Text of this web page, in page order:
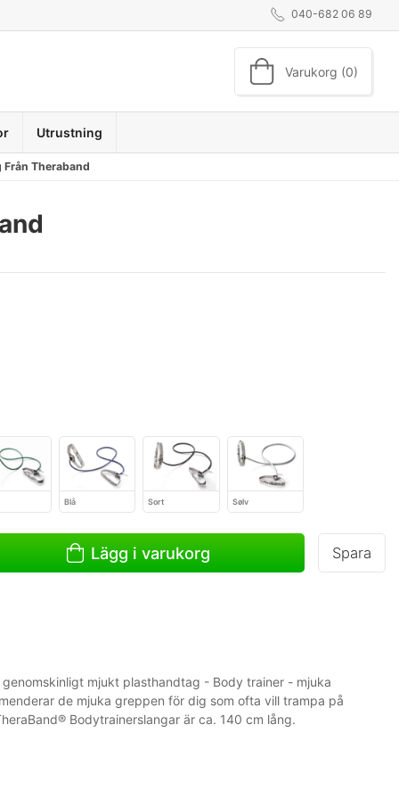
040-682 06 89
Varukorg (0)
Utrustning
Theraband
Blå Sort Sølv
Lägg i varukorg Spara
mjukt plasthandtag - Body trainer - mjuka
de mjuka greppen för dig som ofta vill trampa på
Bodytrainerslangar är ca. 140 cm lång.